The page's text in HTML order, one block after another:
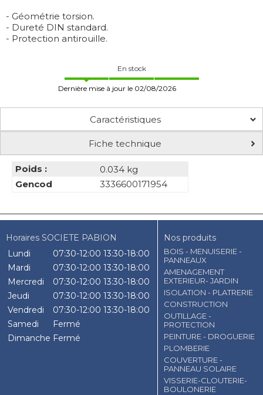
- Géométrie torsion.
- Dureté DIN standard.
- Protection antirouille.
En stock
Dernière mise à jour le 02/08/2026
Caractéristiques
Fiche technique
Poids :
0.034 kg
Gencod
3336600171954
Horaires SOCIETE PABION
Lundi
07:30-12:00 13:30-18:00
Mardi
07:30-12:00 13:30-18:00
Mercredi
07:30-12:00 13:30-18:00
Jeudi
07:30-12:00 13:30-18:00
Vendredi
07:30-12:00 13:30-18:00
Samedi
Fermé
Dimanche Fermé
Nos produits
BOIS - MENUISERIE -
PANNEAUX
AMENAGEMENT
EXTERIEUR- JARDIN
ISOLATION - PLATRERIE
CONSTRUCTION
OUTILLAGE -
PROTECTION
PEINTURE - DROGUERIE
PLOMBERIE
COUVERTURE -
PANNEAU SOLAIRE
VISSERIE-CLOUTERIE-
BOULONERIE